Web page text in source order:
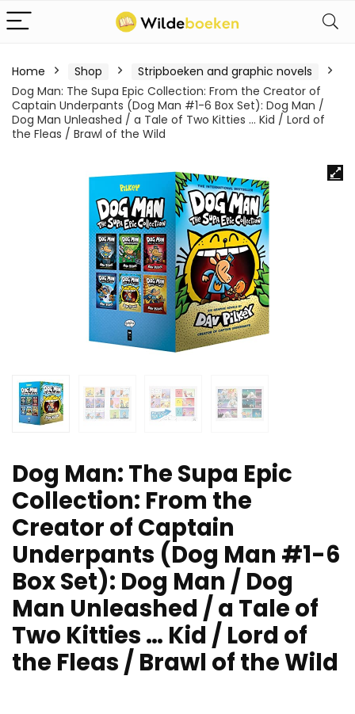
Home Shop
Stripboeken and graphic novels
Dog Man: The Supa Epic Collection: From the Creator of
Captain Underpants (Dog Man #1-6 Box Set): Dog Man /
Dog Man Unleashed / a Tale of Two Kitties … Kid / Lord of
the Fleas / Brawl of the Wild
Dog Man: The Supa Epic
Collection: From the
Creator of Captain
Underpants (Dog Man #1-6
Box Set): Dog Man / Dog
Man Unleashed / a Tale of
Two Kitties … Kid / Lord of
the Fleas / Brawl of the Wild